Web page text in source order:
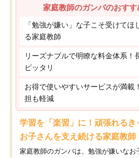
家庭教師のガンバのおすす
「勉強が嫌い」な子こそ受けてほ
る家庭教師
リーズナブルで明瞭な料金体系！
ピッタリ
お得で使いやすいサービスが満載
担も軽減
学習を「楽習」に！頑張れるき
お子さんを支え続ける家庭教師
家庭教師のガンバは、勉強が嫌いなお